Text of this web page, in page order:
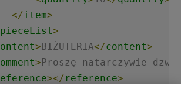
</item>
pieceList>
>BIŻUTERIA</content>
>Proszę natarczywie
></reference>